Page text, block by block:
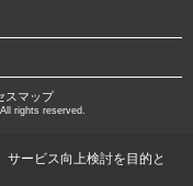
スマップ
rights reserved.
サービス向上検討を目的と